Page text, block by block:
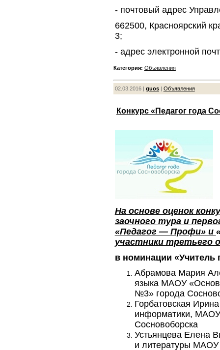
- почтовый адрес
662500, Красноярский
3;
- адрес электронной
Категория: Объявления
02.03.2016 | guos| Объявления
Конкурс «Педагог года
На основе оценок
заочного тура и
«Педагог — Профи» и
участники третьего
в номинации «Учитель
Абрамова Мария
языка МАОУ
№3» города
Горбатовская
информатики,
Сосновоборска
Устьянцева Елена
и литературы МАОУ